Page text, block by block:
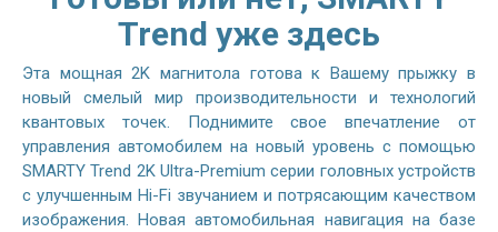
Trend уже здесь
Эта мощная 2K магнитола готова к Вашему прыжку в
новый смелый мир производительности и технологий
квантовых точек. Поднимите свое впечатление от
управления автомобилем на новый уровень с помощью
SMARTY Trend 2K Ultra-Premium серии головных устройств
с улучшенным Hi-Fi звучанием и потрясающим качеством
изображения. Новая автомобильная навигация на базе